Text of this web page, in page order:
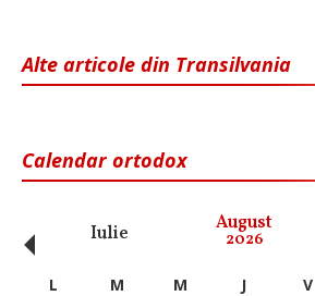
Alte articole din Transilvania
Calendar ortodox
Iulie August
2026
‹ L M M J V